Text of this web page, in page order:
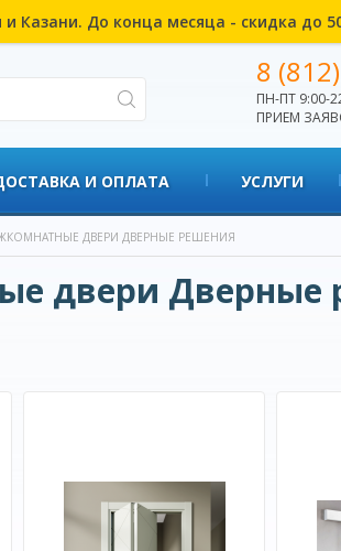
Казани. До конца месяца - скидка до
8 (812)
ПН-ПТ 9:00-
ПРИЕМ
И ОПЛАТА УСЛУГИ
ДВЕРИ ДВЕРНЫЕ РЕШЕНИЯ
двери Дверные